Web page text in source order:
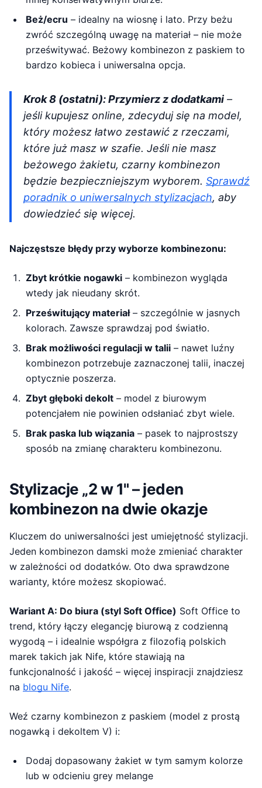
Beż/ecru – idealny na wiosnę i lato. Przy beżu
zwróć szczególną uwagę na materiał – nie może
prześwitywać. Beżowy kombinezon z paskiem to
bardzo kobieca i uniwersalna opcja.
Krok 8 (ostatni): Przymierz z dodatkami –
jeśli kupujesz online, zdecyduj się na model,
który możesz łatwo zestawić z rzeczami,
które już masz w szafie. Jeśli nie masz
beżowego żakietu, czarny kombinezon
będzie bezpieczniejszym wyborem. Sprawdź
poradnik o uniwersalnych stylizacjach, aby
dowiedzieć się więcej.
Najczęstsze błędy przy wyborze kombinezonu:
Zbyt krótkie nogawki – kombinezon wygląda
wtedy jak nieudany skrót.
Prześwitujący materiał– szczególnie w jasnych
kolorach. Zawsze sprawdzaj pod światło.
Brak możliwości regulacji w talii – nawet luźny
kombinezon potrzebuje zaznaczonej talii, inaczej
optycznie poszerza.
Zbyt głęboki dekolt – model z biurowym
potencjałem nie powinien odsłaniać zbyt wiele.
Brak paska lub wiązania – pasek to najprostszy
sposób na zmianę charakteru kombinezonu.
Stylizacje „2 w 1" – jeden
kombinezon na dwie okazje
Kluczem do uniwersalności jest umiejętność stylizacji.
Jeden kombinezon damski może zmieniać charakter
w zależności od dodatków. Oto dwa sprawdzone
warianty, które możesz skopiować.
Wariant A: Do biura (styl Soft Office) Soft Office to
trend, który łączy elegancję biurową z codzienną
wygodą – i idealnie współgra z filozofią polskich
marek takich jak Nife, które stawiają na
funkcjonalność i jakość – więcej inspiracji znajdziesz
na blogu Nife.
Weź czarny kombinezon z paskiem (model z prostą
nogawką i dekoltem V) i:
Dodaj dopasowany żakiet w tym samym kolorze
lub w odcieniu grey melange